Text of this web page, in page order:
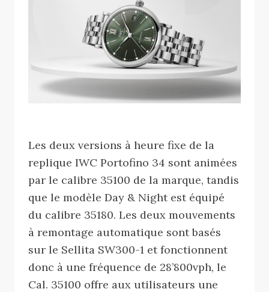
Les deux versions à heure fixe de la
replique IWC Portofino 34 sont animées
par le calibre 35100 de la marque, tandis
que le modèle Day & Night est équipé
du calibre 35180. Les deux mouvements
à remontage automatique sont basés
sur le Sellita SW300-1 et fonctionnent
donc à une fréquence de 28’800vph, le
Cal. 35100 offre aux utilisateurs une